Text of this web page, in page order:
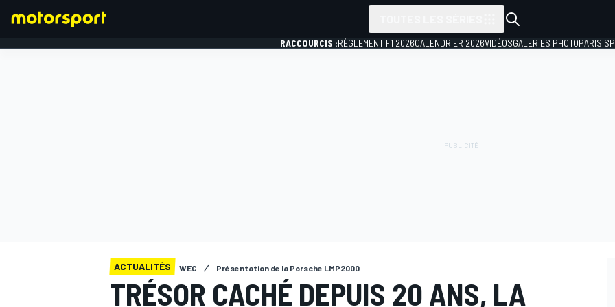
RACCOURCIS :RÈGLEMENT F1 2026CALENDRIER 2026VIDÉOSGALERIES PHOTOPARIS
ACTUALITÉS WEC Présentation de la Porsche LMP2000
TRÉSOR CACHÉ DEPUIS 20 ANS, LA